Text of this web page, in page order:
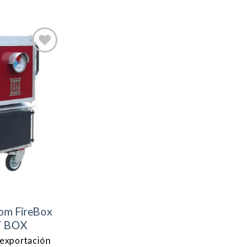
a la
lista de
FireBox
BOX